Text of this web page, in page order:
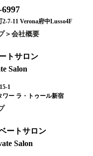
7-11 Verona府中Lusso4F
会社概要
トサロン
Salon
1
ワー ラ・トゥール新宿
ートサロン
Salon